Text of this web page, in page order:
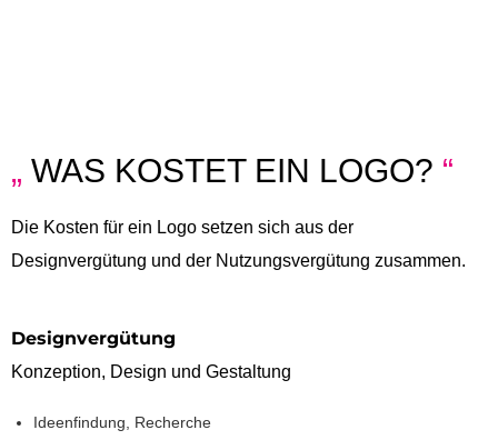
„ WAS KOSTET EIN LOGO? “
Die Kosten für ein Logo setzen sich aus der
Designvergütung und der Nutzungsvergütung zusammen.
Designvergütung
Konzeption, Design und Gestaltung
Ideenfindung, Recherche